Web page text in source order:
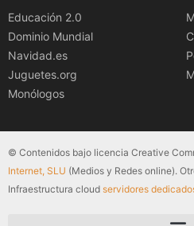
Educación 2.0
Dominio Mundial
Navidad.es
Juguetes.org
Monólogos
© Contenidos bajo licencia Creative
Internet, SLU (Medios y Redes online).
Infraestructura cloud servidores